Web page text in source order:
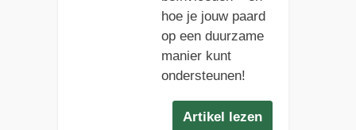
hoe je jouw paard
op een duurzame
manier kunt
ondersteunen!
Artikel lezen